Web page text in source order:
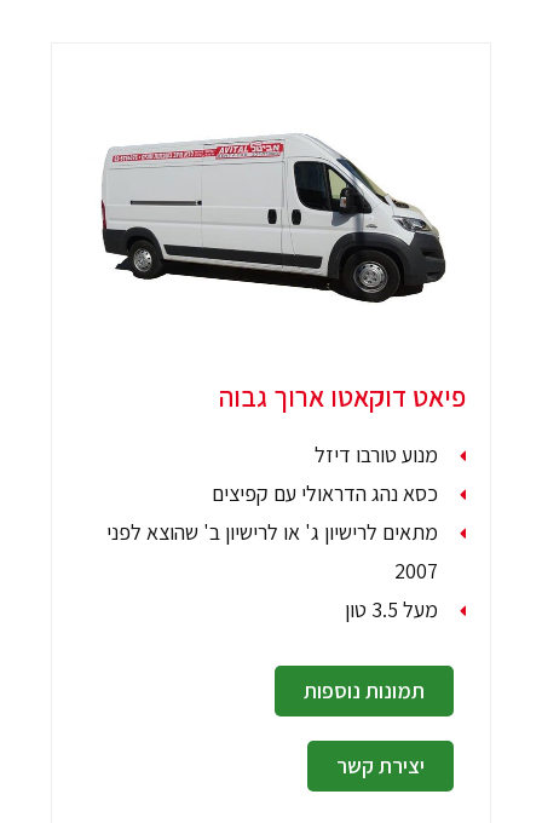
פיאט דוקאטו ארוך גבוה
מנוע טורבו דיזל
כסא נהג הדראולי עם קפיצים
מתאים לרישיון ג' או לרישיון ב' שהוצא לפני
2007
מעל 3.5 טון
תמונות נוספות
יצירת קשר